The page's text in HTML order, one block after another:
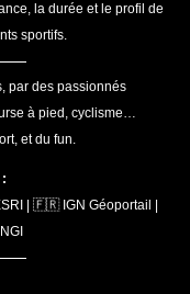
la durée et le profil de
sportifs.
par des passionnés
à pied, cyclisme…
et du fun.
| 🇫🇷 IGN Géoportail |